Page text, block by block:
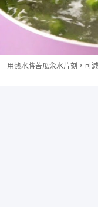
用熱水將苦瓜汆水片刻，可